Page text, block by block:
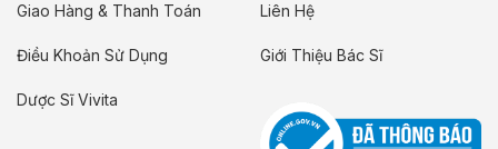
Giao Hàng & Thanh Toán
Điều Khoản Sử Dụng
Dược Sĩ Vivita
Liên Hệ
Giới Thiệu Bác Sĩ